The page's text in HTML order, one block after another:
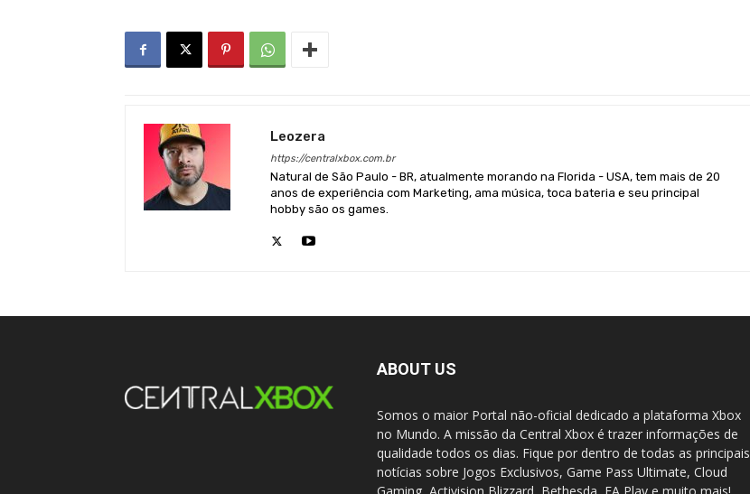
Leozera
https://centralxbox.com.br
Natural de São Paulo - BR, atualmente morando na Florida - USA, tem mais de 20
anos de experiência com Marketing, ama música, toca bateria e seu principal
hobby são os games.
ABOUT US
Somos o maior Portal não-oficial dedicado a plataforma Xbox
no Mundo. A missão da Central Xbox é trazer informações de
qualidade todos os dias. Fique por dentro de todas as principais
notícias sobre Jogos Exclusivos, Game Pass Ultimate, Cloud